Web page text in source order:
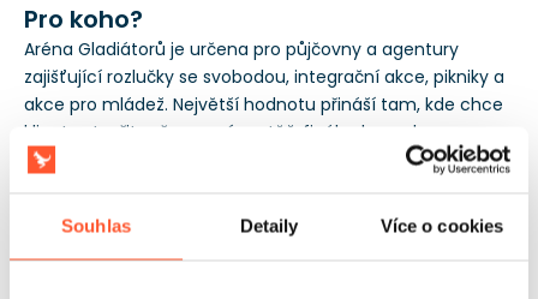
Souhlas Detaily Více o cookies
Pro koho?
Aréna Gladiátorů je určena pro půjčovny a agentury
zajišťující rozlučky se svobodou, integrační akce, pikniky a
akce pro mládež. Největší hodnotu přináší tam, kde chce
klient vytvořit vyřazovací soutěž, finále dne nebo
otevřenou zónu duelů s komentovanými koly. Soulad s
očekávajícími formální potvrzení souladu atrakce. 3
záruky omezuje riziko nákladů při provozu během mnoha